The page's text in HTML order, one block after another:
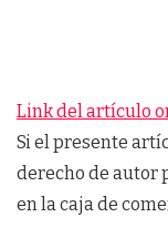
Link del artículo
Si el presente
derecho de autor
en la caja de